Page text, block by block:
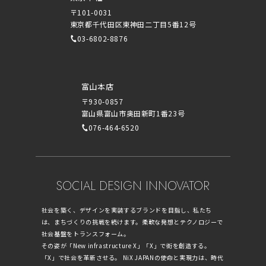
〒101-0031
東京都千代田区東神田二丁目5番12号
03-6802-8876
富山本店
〒930-0857
富山県富山市奥田新町1番23号
076-464-6520
SOCIAL DESIGN INNOVATOR
社会を築く、デザインを実装するブランドを目指し、私たち
は、まちづくりの挑戦を続けます。柔軟な発想とテクノロジーで
社会基盤をトランスフォーム。
その姿が「New infrastructure X」「X」で街を創造する。
「X」で社会を革新させる。 NiX JAPANの使命と実現力は、時代